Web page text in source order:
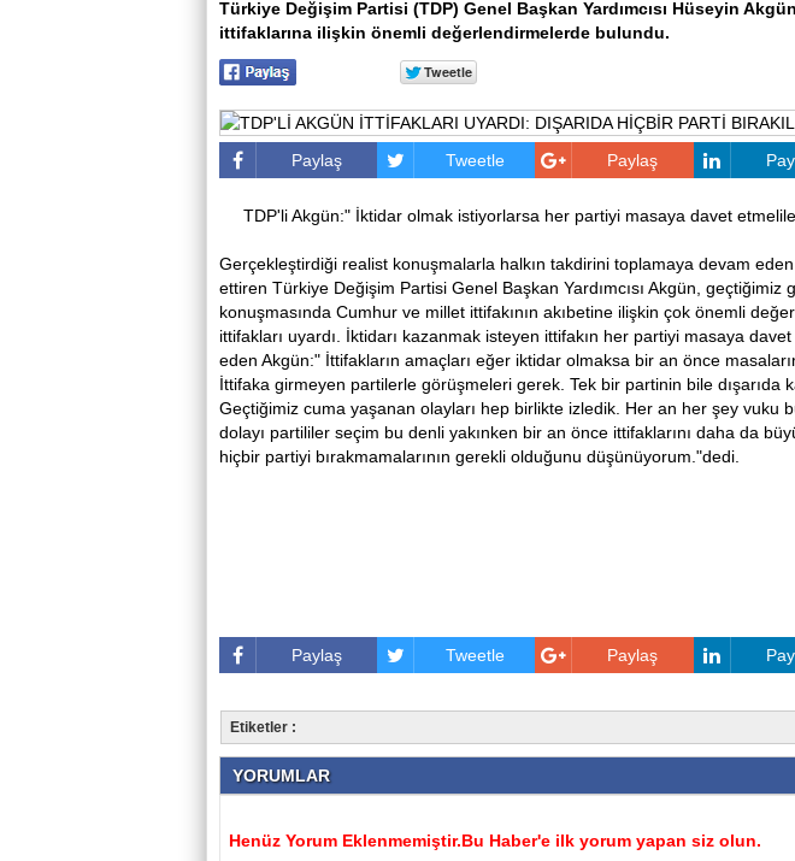
Türkiye Değişim Partisi (TDP) Genel Başkan Yardımcısı Hüseyin
ittifaklarına ilişkin önemli değerlendirmelerde bulundu.
Paylaş Tweetle Paylaş
TDP'li Akgün:" İktidar olmak istiyorlarsa her partiyi masaya davet
Gerçekleştirdiği realist konuşmalarla halkın takdirini toplamaya devam eden
ettiren Türkiye Değişim Partisi Genel Başkan Yardımcısı Akgün, geçtiğimiz
konuşmasında Cumhur ve millet ittifakının akıbetine ilişkin çok önemli
ittifakları uyardı. İktidarı kazanmak isteyen ittifakın her partiyi masaya
eden Akgün:" İttifakların amaçları eğer iktidar olmaksa bir an önce
İttifaka girmeyen partilerle görüşmeleri gerek. Tek bir partinin bile dışarıda
Geçtiğimiz cuma yaşanan olayları hep birlikte izledik. Her an her şey vuku
dolayı partililer seçim bu denli yakınken bir an önce ittifaklarını daha da
hiçbir partiyi bırakmamalarının gerekli olduğunu düşünüyorum."dedi.
Paylaş Tweetle Paylaş
Etiketler :
YORUMLAR
Henüz Yorum Eklenmemiştir.Bu Haber'e ilk yorum yapan siz olun.